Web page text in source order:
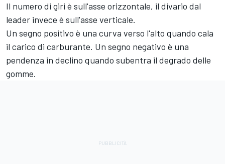
Il numero di giri è sull'asse orizzontale, il divario dal
leader invece è sull'asse verticale.
Un segno positivo è una curva verso l'alto quando cala
il carico di carburante. Un segno negativo è una
pendenza in declino quando subentra il degrado delle
gomme.